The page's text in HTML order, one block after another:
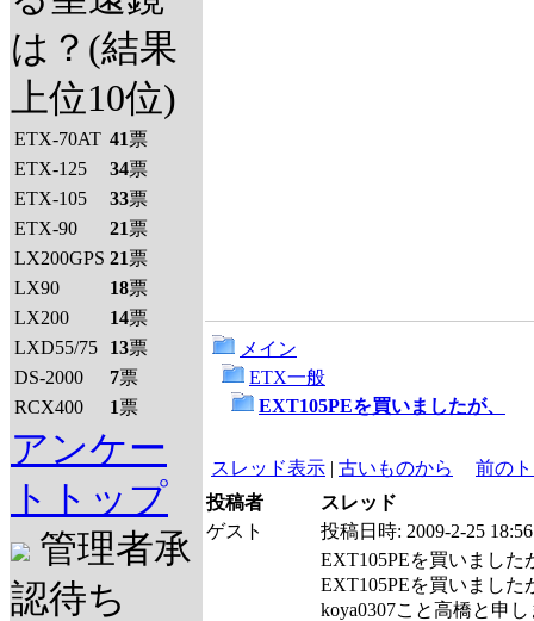
は？(結果
上位10位)
ETX-70AT 41票
ETX-125
34票
ETX-105
33票
ETX-90
21票
LX200GPS 21票
LX90
18票
LX200
14票
LXD55/75
13票
DS-2000
7票
RCX400
1票
アンケー
トトップ
管理者承
認待ち
メイン
ETX一般
EXT105PEを買いましたが、
スレッド表示 | 古いものから
前の
投稿者
スレッド
ゲスト
投稿日時: 2009-2-25 18:56
EXT105PEを買いました
EXT105PEを買いました
koya0307こと高橋と申